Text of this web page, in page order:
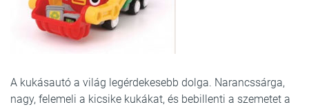
A kukásautó a világ legérdekesebb dolga. Narancssárga,
nagy, felemeli a kicsike kukákat, és bebillenti a szemetet a